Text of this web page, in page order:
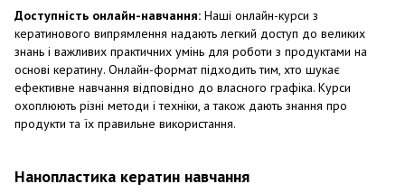
Доступність онлайн-навчання: Наші онлайн-курси з
кератинового випрямлення надають легкий доступ до великих
знань і важливих практичних умінь для роботи з продуктами на
основі кератину. Онлайн-формат підходить тим, хто шукає
ефективне навчання відповідно до власного графіка. Курси
охоплюють різні методи і техніки, а також дають знання про
продукти та їх правильне використання.
Нанопластика кератин навчання